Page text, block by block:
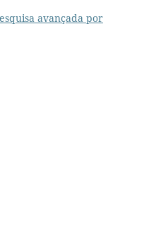
avançada por